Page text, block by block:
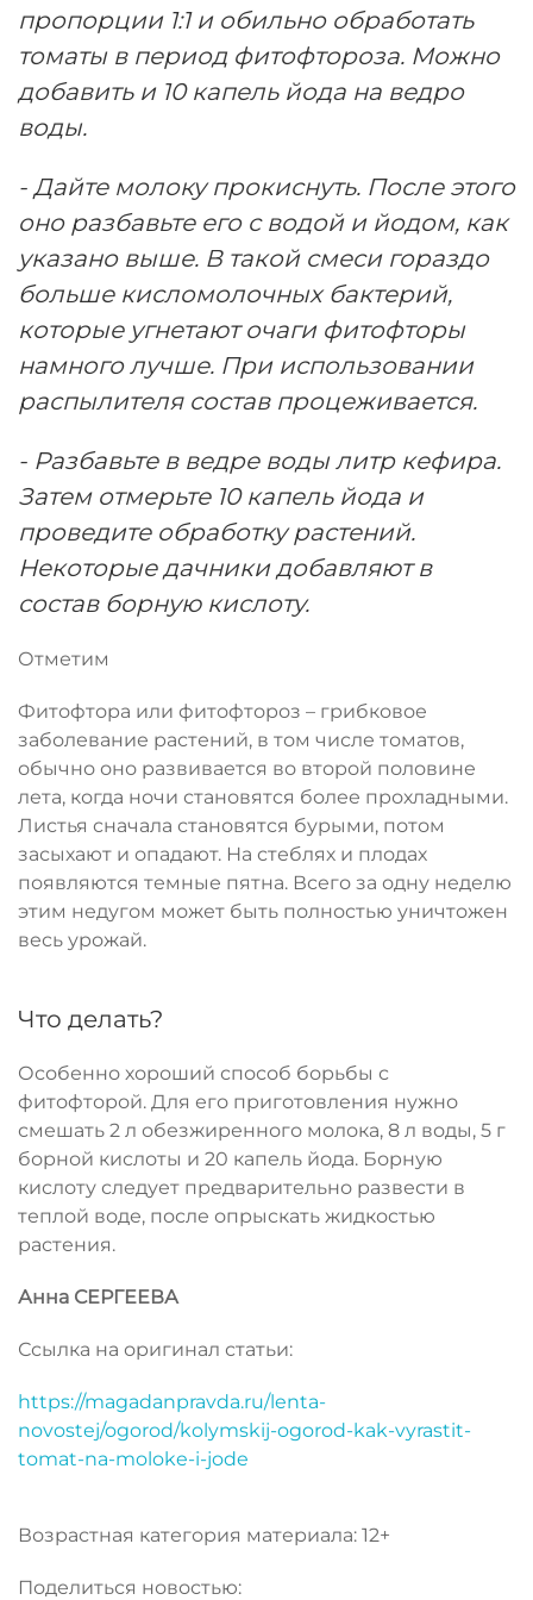
пропорции 1:1 и обильно обработать
томаты в период фитофтороза. Можно
добавить и 10 капель йода на ведро
воды.
- Дайте молоку прокиснуть. После этого
оно разбавьте его с водой и йодом, как
указано выше. В такой смеси гораздо
больше кисломолочных бактерий,
которые угнетают очаги фитофторы
намного лучше. При использовании
распылителя состав процеживается.
- Разбавьте в ведре воды литр кефира.
Затем отмерьте 10 капель йода и
проведите обработку растений.
Некоторые дачники добавляют в
состав борную кислоту.
Отметим
Фитофтора или фитофтороз – грибковое
заболевание растений, в том числе томатов,
обычно оно развивается во второй половине
лета, когда ночи становятся более прохладными.
Листья сначала становятся бурыми, потом
засыхают и опадают. На стеблях и плодах
появляются темные пятна. Всего за одну неделю
этим недугом может быть полностью уничтожен
весь урожай.
Что делать?
Особенно хороший способ борьбы с
фитофторой. Для его приготовления нужно
смешать 2 л обезжиренного молока, 8 л воды, 5 г
борной кислоты и 20 капель йода. Борную
кислоту следует предварительно развести в
теплой воде, после опрыскать жидкостью
растения.
Анна СЕРГЕЕВА
Ссылка на оригинал статьи:
https://magadanpravda.ru/lenta-
novostej/ogorod/kolymskij-ogorod-kak-vyrastit-
tomat-na-moloke-i-jode
Возрастная категория материала: 12+
Поделиться новостью: